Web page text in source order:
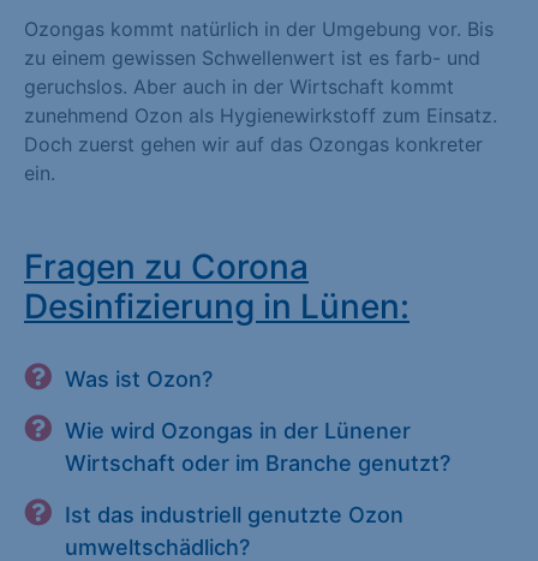
Ozongas kommt natürlich in der Umgebung vor. Bis
zu einem gewissen Schwellenwert ist es farb- und
geruchslos. Aber auch in der Wirtschaft kommt
zunehmend Ozon als Hygienewirkstoff zum Einsatz.
Doch zuerst gehen wir auf das Ozongas konkreter
ein.
Fragen zu Corona
Desinfizierung in Lünen:
Was ist Ozon?
Wie wird Ozongas in der Lünener
Wirtschaft oder im Branche genutzt?
Ist das industriell genutzte Ozon
umweltschädlich?